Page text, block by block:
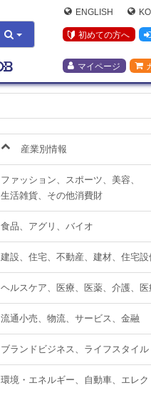
ENGLISH
初めての方へ
マイページ
産業別情報
ファッション、スポーツ、美容、
生活雑貨、その他消費財
食品、アグリ、バイオ
建設、住宅、不動産、建材、住宅設
ヘルスケア、医療、医薬、介護、医
流通小売、物流、サービス、金融
ブランドビジネス、ライフスタイル
環境・エネルギー、自動車、エレク